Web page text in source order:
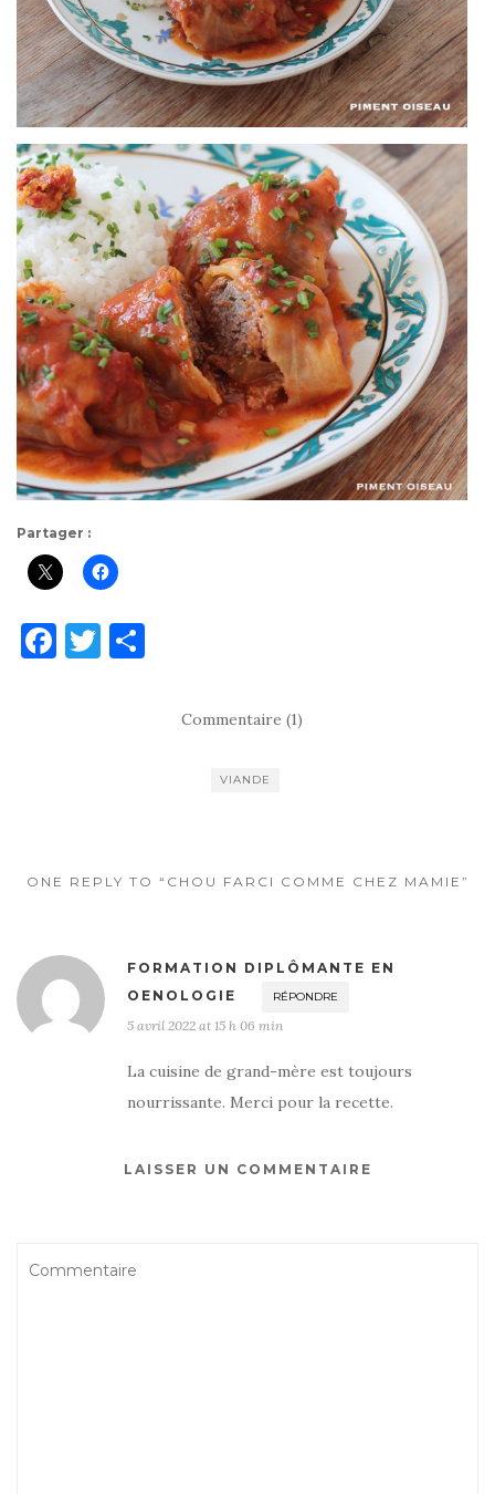
Partager :
F
k
T
Commentaire (1)
VIANDE
ONE REPLY TO “CHOU FARCI COMME CHEZ MAMIE”
FORMATION DIPLÔMANTE EN
OENOLOGIE
RÉPONDRE
5 avril 2022 at 15 h 06 min
La cuisine de grand-mère est toujours
nourrissante. Merci pour la recette.
LAISSER UN COMMENTAIRE